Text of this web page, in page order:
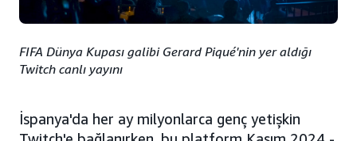
FIFA Dünya Kupası galibi Gerard Piqué'nin yer aldığı
Twitch canlı yayını
İspanya'da her ay milyonlarca genç yetişkin